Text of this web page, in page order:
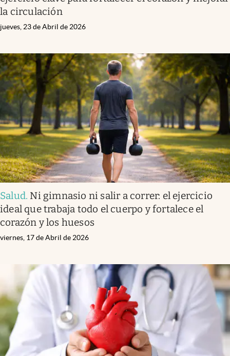
la circulación
jueves, 23 de Abril de 2026
Salud. Ni gimnasio ni salir a correr: el ejercicio
ideal que trabaja todo el cuerpo y fortalece el
corazón y los huesos
viernes, 17 de Abril de 2026